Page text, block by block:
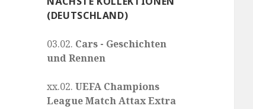
(DEUTSCHLAND)
03.02. Cars - Geschichten
und Rennen
xx.02.UEFA Champions
League Match Attax Extra